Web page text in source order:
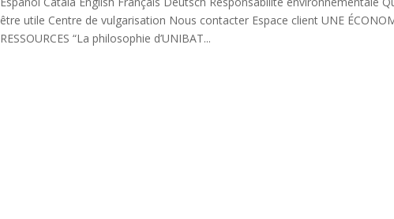
être utile Centre de vulgarisation Nous contacter Espace client UNE
RESSOURCES “La philosophie d’UNIBAT...